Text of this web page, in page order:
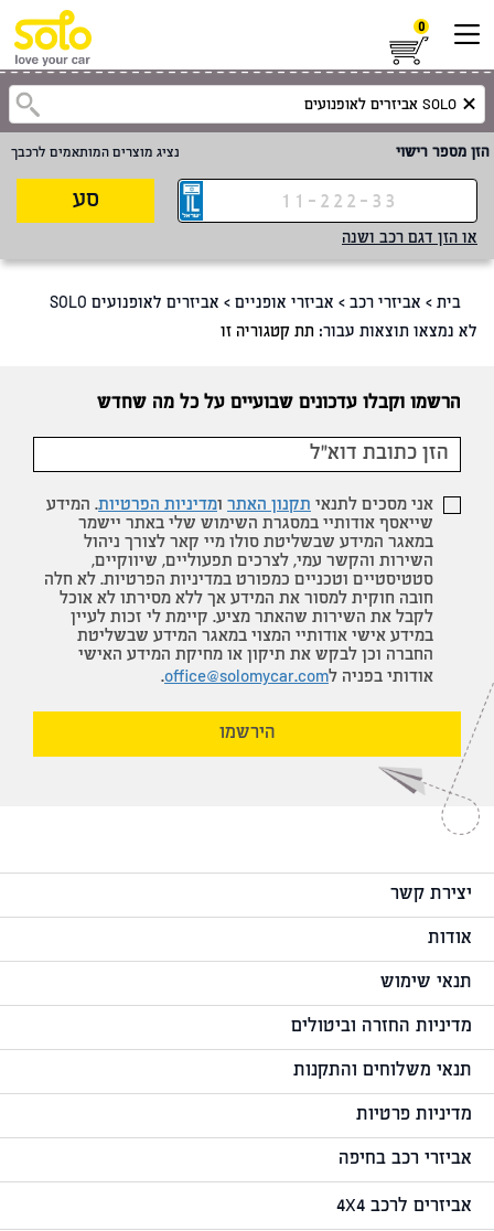
0
הזן מספר רישוי נציג מוצרים המותאמים לרכבך
סע
או הזן דגם רכב ושנה
בית > אביזרי רכב > אביזרי אופניים > אביזרים לאופנועים SOLO
לא נמצאו תוצאות עבור: תת קטגוריה זו
הרשמו וקבלו עדכונים שבועיים על כל מה שחדש
אני מסכים לתנאי תקנון האתר ומדיניות הפרטיות. המידע
שייאסף אודותיי במסגרת השימוש שלי באתר יישמר
במאגר המידע שבשליטת סולו מיי קאר לצורך ניהול
השירות והקשר עמי, לצרכים תפעוליים, שיווקיים,
סטטיסטיים וטכניים כמפורט במדיניות הפרטיות. לא חלה
חובה חוקית למסור את המידע אך ללא מסירתו לא אוכל
לקבל את השירות שהאתר מציע. קיימת לי זכות לעיין
במידע אישי אודותיי המצוי במאגר המידע שבשליטת
החברה וכן לבקש את תיקון או מחיקת המידע האישי
אודותי בפניה לoffice@solomycar.com
.
הירשמו
יצירת קשר
אודות
תנאי שימוש
מדיניות החזרה וביטולים
תנאי משלוחים והתקנות
מדיניות פרטיות
אביזרי רכב בחיפה
אביזרים לרכב 4X4